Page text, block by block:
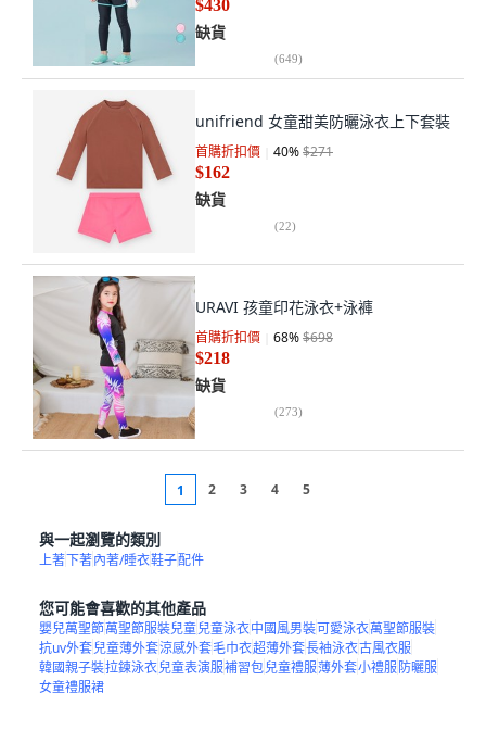
$430
缺貨
(649)
unifriend 女童甜美防曬泳衣上下套裝
首購折扣價 40%$271
$162
缺貨
(22)
URAVI 孩童印花泳衣+泳褲
首購折扣價 68%$698
$218
缺貨
(273)
1 2 3 4 5
與一起瀏覽的類別
上著下著內著/睡衣鞋子配件
您可能會喜歡的其他產品
嬰兒萬聖節萬聖節服裝兒童兒童泳衣中國風男裝可愛泳衣萬聖節服裝
抗uv外套兒童薄外套涼感外套毛巾衣超薄外套長袖泳衣古風衣服
韓國親子裝拉鍊泳衣兒童表演服補習包兒童禮服薄外套小禮服防曬服
女童禮服裙